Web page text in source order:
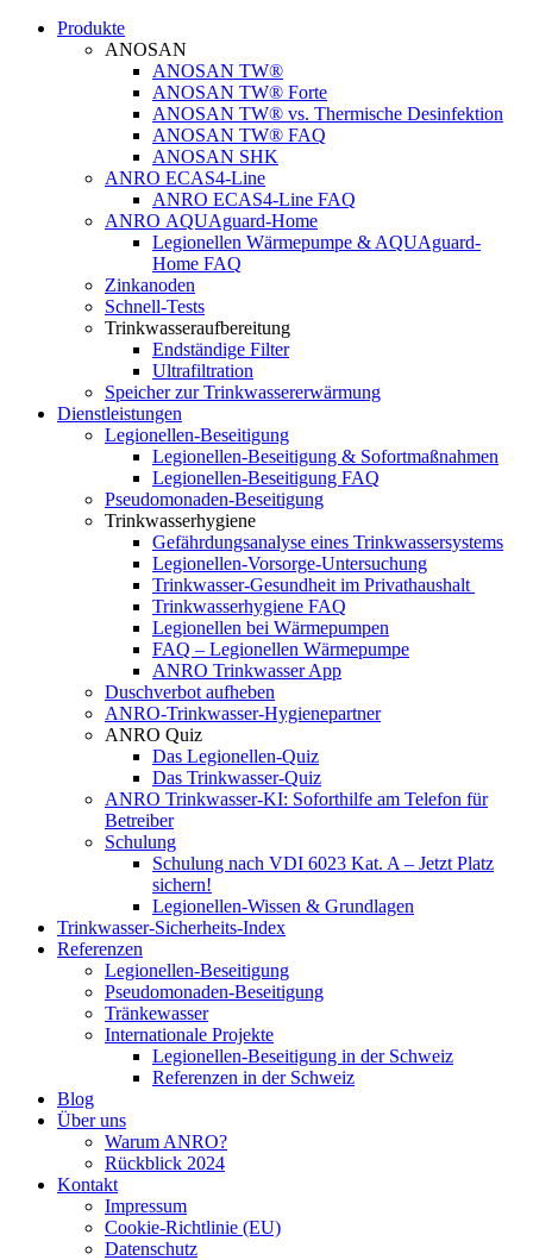
Produkte
ANOSAN
ANOSAN TW®
ANOSAN TW® Forte
ANOSAN TW® vs. Thermische Desinfektion
ANOSAN TW® FAQ
ANOSAN SHK
ANRO ECAS4-Line
ANRO ECAS4-Line FAQ
ANRO AQUAguard-Home
Legionellen Wärmepumpe & AQUAguard-
Home FAQ
Zinkanoden
Schnell-Tests
Trinkwasseraufbereitung
Endständige Filter
Ultrafiltration
Speicher zur Trinkwassererwärmung
Dienstleistungen
Legionellen-Beseitigung
Legionellen-Beseitigung & Sofortmaßnahmen
Legionellen-Beseitigung FAQ
Pseudomonaden-Beseitigung
Trinkwasserhygiene
Gefährdungsanalyse eines Trinkwassersystems
Legionellen-Vorsorge-Untersuchung
Trinkwasser-Gesundheit im Privathaushalt
Trinkwasserhygiene FAQ
Legionellen bei Wärmepumpen
FAQ – Legionellen Wärmepumpe
ANRO Trinkwasser App
Duschverbot aufheben
ANRO-Trinkwasser-Hygienepartner
ANRO Quiz
Das Legionellen-Quiz
Das Trinkwasser-Quiz
ANRO Trinkwasser-KI: Soforthilfe am Telefon für
Betreiber
Schulung
Schulung nach VDI 6023 Kat. A – Jetzt Platz
sichern!
Legionellen-Wissen & Grundlagen
Trinkwasser-Sicherheits-Index
Referenzen
Legionellen-Beseitigung​
Pseudomonaden-Beseitigung​
Tränkewasser
Internationale Projekte
Legionellen-Beseitigung in der Schweiz
Referenzen in der Schweiz
Blog
Über uns
Warum ANRO?
Rückblick 2024
Kontakt
Impressum
Cookie-Richtlinie (EU)
Datenschutz